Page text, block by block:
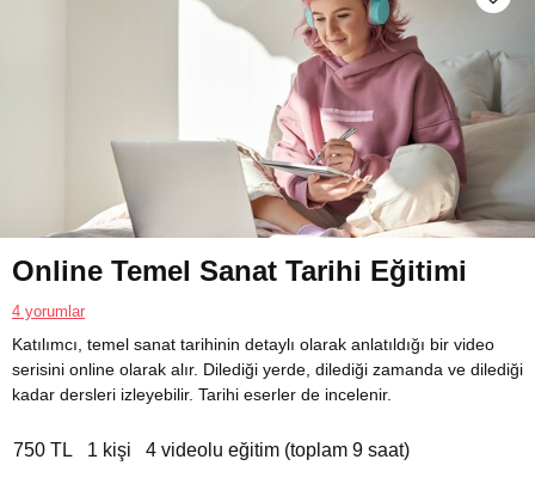
Online Temel Sanat Tarihi Eğitimi
4 yorumlar
Katılımcı, temel sanat tarihinin detaylı olarak anlatıldığı bir video
serisini online olarak alır. Dilediği yerde, dilediği zamanda ve dilediği
kadar dersleri izleyebilir. Tarihi eserler de incelenir.
750 TL 1 kişi 4 videolu eğitim (toplam 9 saat)